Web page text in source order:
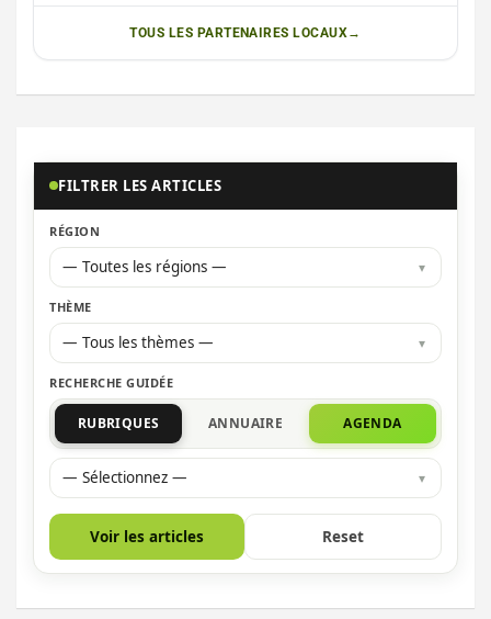
TOUS LES PARTENAIRES LOCAUX
FILTRER LES ARTICLES
RÉGION
— Toutes les régions —
THÈME
— Tous les thèmes —
RECHERCHE GUIDÉE
RUBRIQUES ANNUAIRE AGENDA
— Sélectionnez —
Voir les articles Reset